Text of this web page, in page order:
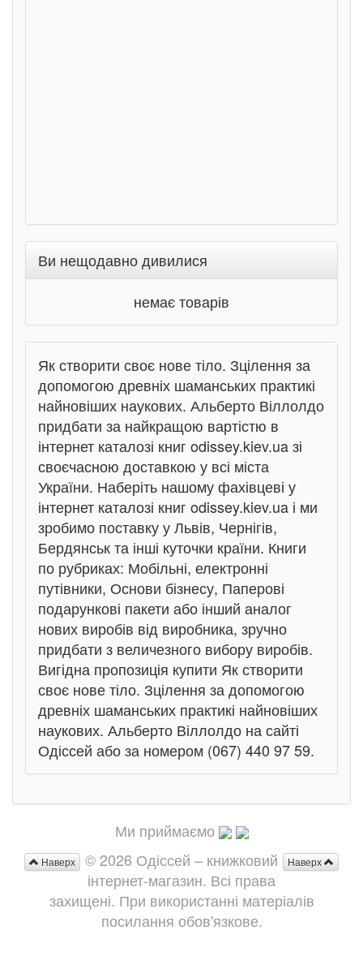
Ви нещодавно дивилися
немає товарів
Як створити своє нове тіло. Зцілення за
допомогою древніх шаманських практикі
найновіших наукових. Альберто Віллолдо
придбати за найкращою вартістю в
інтернет каталозі книг odissey.kiev.ua зі
своєчасною доставкою у всі міста
України. Наберіть нашому фахівцеві у
інтернет каталозі книг odissey.kiev.ua і ми
зробимо поставку у Львів, Чернігів,
Бердянськ та інші куточки країни. Книги
по рубриках: Мобільні, електронні
путівники, Основи бізнесу, Паперові
подарункові пакети або інший аналог
нових виробів від виробника, зручно
придбати з величезного вибору виробів.
Вигідна пропозиція купити Як створити
своє нове тіло. Зцілення за допомогою
древніх шаманських практикі найновіших
наукових. Альберто Віллолдо на сайті
Одіссей або за номером (067) 440 97 59.
Ми приймаємо
Наверх
Наверх
© 2026 Одіссей – книжковий
інтернет-магазин. Всі права
захищені. При використанні матеріалів
посилання обов'язкове.